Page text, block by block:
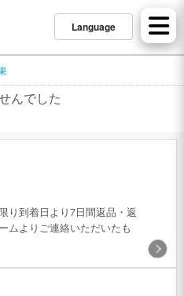
Language
んでした
り到着日より7日間返品・返
ムよりご連絡いただいたも